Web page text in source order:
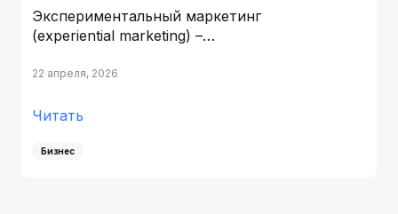
Экспериментальный маркетинг
(experiential marketing) –…
22 апреля, 2026
Читать
Бизнес